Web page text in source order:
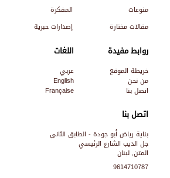
اتصل بنا
بناية رياض أبو جودة - الطابق الثاني
جل الديب الشارع الرئيسي
المتن, لبنان
9614710787
منوعات
المفكرة
مقالات مختارة
إصدارات حبرية
روابط مفيدة
خريطة الموقع
من نحن
اتصل بنا
اللغات
عربي
English
Française